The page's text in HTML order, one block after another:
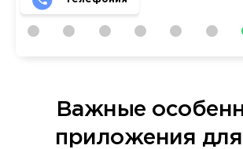
Важные
приложения для